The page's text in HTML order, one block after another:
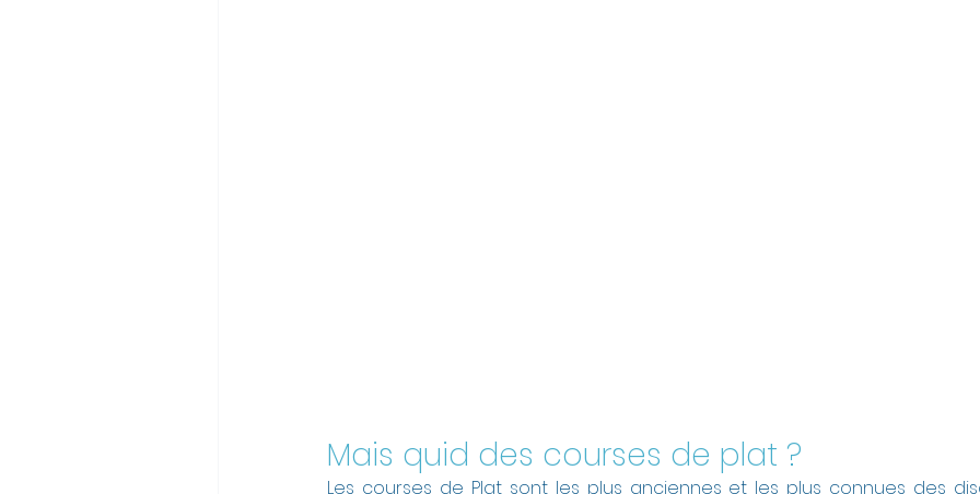
Mais quid des courses de plat ?
Les courses de Plat sont les plus anciennes et les plus connues des